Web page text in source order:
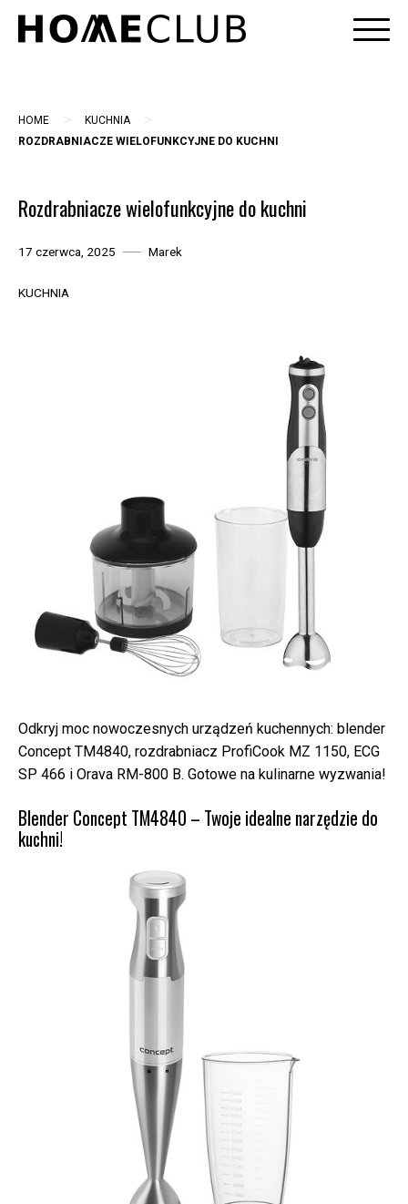
Skip
HOME > KUCHNIA >
ROZDRABNIACZE WIELOFUNKCYJNE DO KUCHNI
Rozdrabniacze wielofunkcyjne do kuchni
17 czerwca, 2025 Marek
KUCHNIA
Odkryj moc nowoczesnych urządzeń kuchennych: blender
Concept TM4840, rozdrabniacz ProfiCook MZ 1150, ECG
SP 466 i Orava RM-800 B. Gotowe na kulinarne wyzwania!
Blender Concept TM4840 – Twoje idealne narzędzie do
kuchni!